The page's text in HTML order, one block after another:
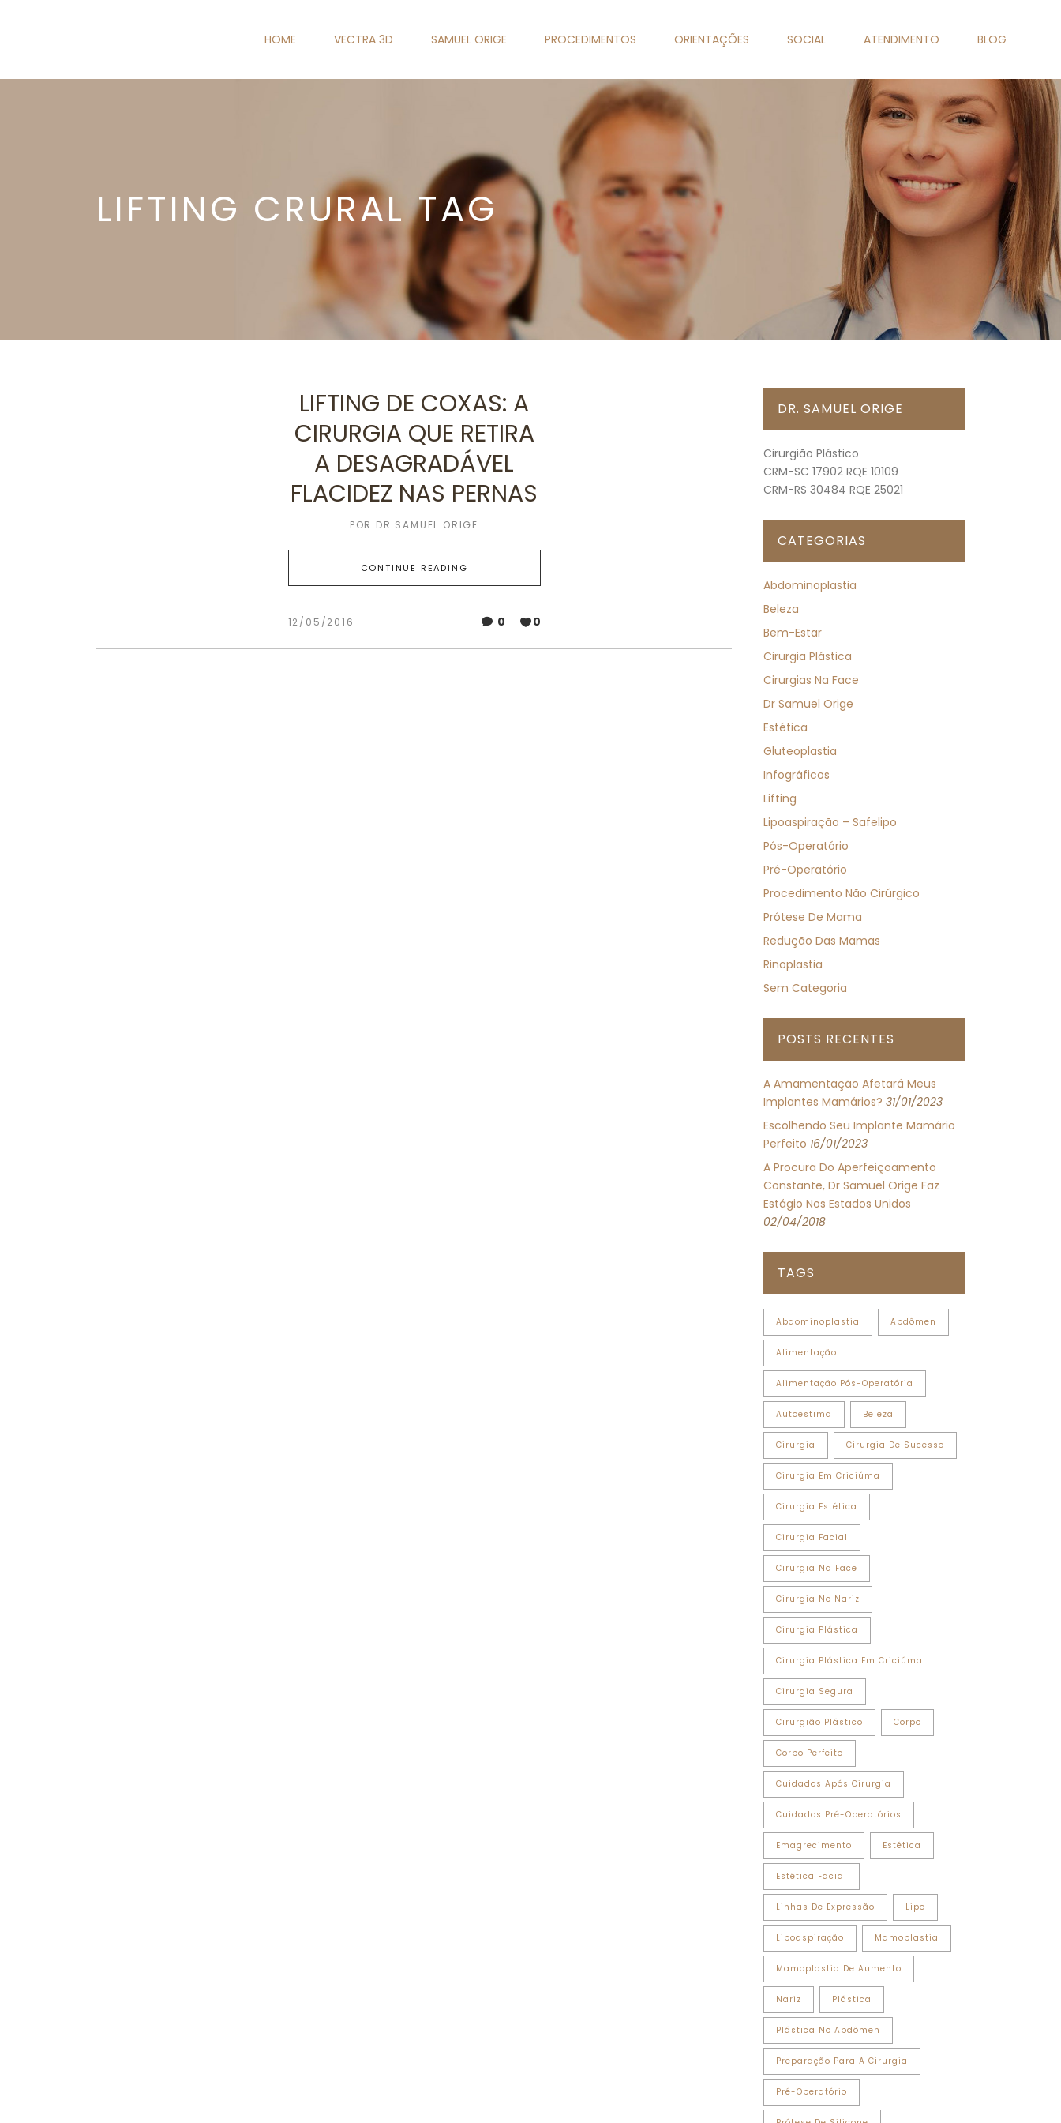
HOME VECTRA 3D SAMUEL ORIGE PROCEDIMENTOS ORIENTAÇÕES SOCIAL ATENDIMENTO BLOG
LIFTING CRURAL TAG
LIFTING DE COXAS: A
CIRURGIA QUE RETIRA
A DESAGRADÁVEL
FLACIDEZ NAS PERNAS
POR DR SAMUEL ORIGE
CONTINUE READING
12/05/2016 0 0
DR. SAMUEL ORIGE
Cirurgião Plástico
CRM-SC 17902 RQE 10109
CRM-RS 30484 RQE 25021
CATEGORIAS
Abdominoplastia
Beleza
Bem-Estar
Cirurgia Plástica
Cirurgias Na Face
Dr Samuel Orige
Estética
Gluteoplastia
Infográficos
Lifting
Lipoaspiração – Safelipo
Pós-Operatório
Pré-Operatório
Procedimento Não Cirúrgico
Prótese De Mama
Redução Das Mamas
Rinoplastia
Sem Categoria
POSTS RECENTES
A Amamentação Afetará Meus
Implantes Mamários? 31/01/2023
Escolhendo Seu Implante Mamário
Perfeito 16/01/2023
A Procura Do Aperfeiçoamento
Constante, Dr Samuel Orige Faz
Estágio Nos Estados Unidos
02/04/2018
TAGS
Abdominoplastia Abdômen
Alimentação
Alimentação Pós-Operatória
Autoestima Beleza
Cirurgia Cirurgia De Sucesso
Cirurgia Em Criciúma
Cirurgia Estética
Cirurgia Facial
Cirurgia Na Face
Cirurgia No Nariz
Cirurgia Plástica
Cirurgia Plástica Em Criciúma
Cirurgia Segura
Cirurgião Plástico Corpo
Corpo Perfeito
Cuidados Após Cirurgia
Cuidados Pré-Operatórios
Emagrecimento Estética
Estética Facial
Linhas De Expressão Lipo
Lipoaspiração Mamoplastia
Mamoplastia De Aumento
Nariz Plástica
Plástica No Abdômen
Preparação Para A Cirurgia
Pré-Operatório